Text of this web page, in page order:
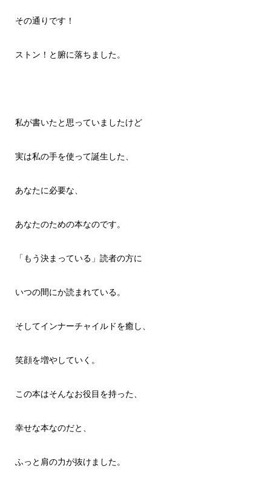
その通りです！
ストン！と腑に落ちました。
私が書いたと思っていましたけど
実は私の手を使って誕生した、
あなたに必要な、
あなたのための本なのです。
「もう決まっている」読者の方に
いつの間にか読まれている。
そしてインナーチャイルドを癒し、
笑顔を増やしていく。
この本はそんなお役目を持った、
幸せな本なのだと、
ふっと肩の力が抜けました。